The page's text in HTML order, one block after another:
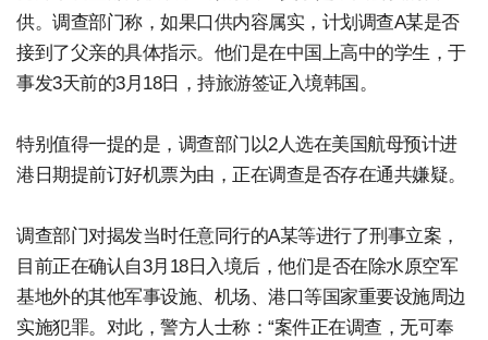
供。调查部门称，如果口供内容属实，计划调查A某是否
接到了父亲的具体指示。他们是在中国上高中的学生，于
事发3天前的3月18日，持旅游签证入境韩国。
特别值得一提的是，调查部门以2人选在美国航母预计进
港日期提前订好机票为由，正在调查是否存在通共嫌疑。
调查部门对揭发当时任意同行的A某等进行了刑事立案，
目前正在确认自3月18日入境后，他们是否在除水原空军
基地外的其他军事设施、机场、港口等国家重要设施周边
实施犯罪。对此，警方人士称：“案件正在调查，无可奉